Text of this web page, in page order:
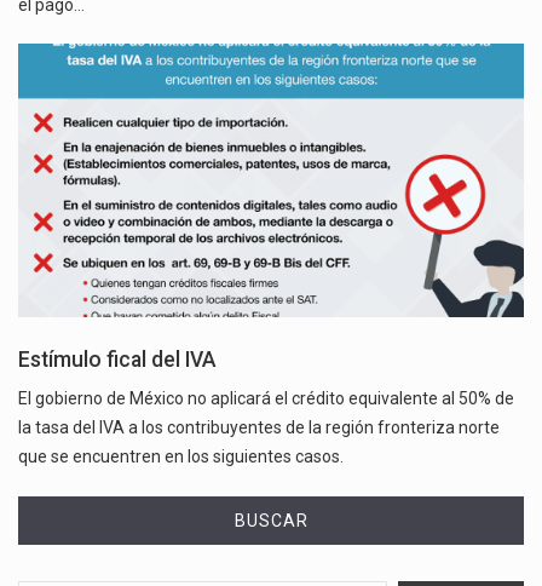
el pago…
Estímulo fical del IVA
El gobierno de México no aplicará el crédito equivalente al 50% de
la tasa del IVA a los contribuyentes de la región fronteriza norte
que se encuentren en los siguientes casos.
BUSCAR